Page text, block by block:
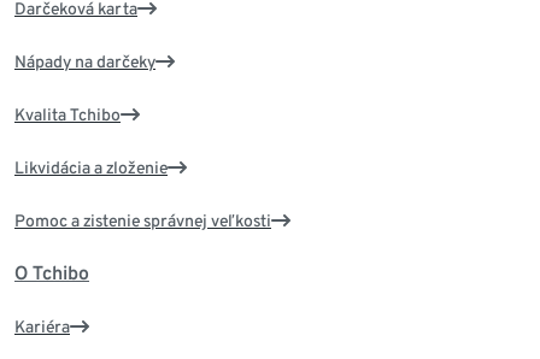
Darčeková karta
Nápady na darčeky
Kvalita Tchibo
Likvidácia a zloženie
Pomoc a zistenie správnej veľkosti
O Tchibo
Kariéra